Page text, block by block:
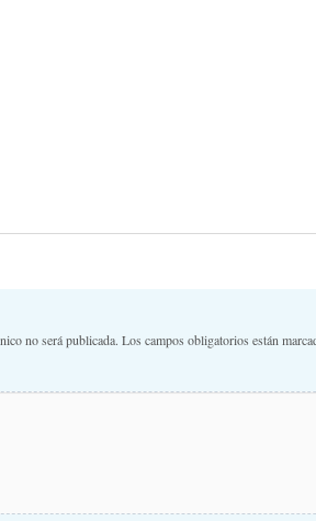
no será publicada. Los campos obligatorios están